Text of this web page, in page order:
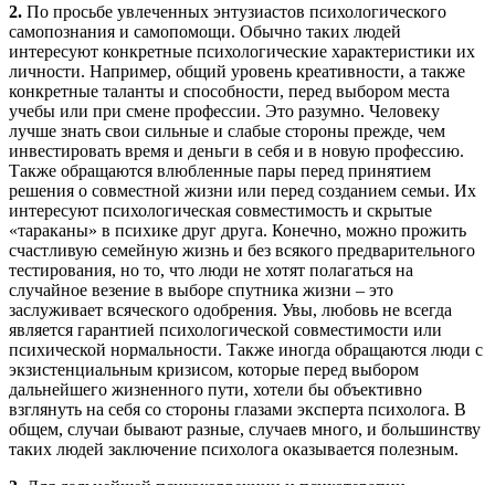
2. По просьбе увлеченных энтузиастов психологического
самопознания и самопомощи. Обычно таких людей
интересуют конкретные психологические характеристики их
личности. Например, общий уровень креативности, а также
конкретные таланты и способности, перед выбором места
учебы или при смене профессии. Это разумно. Человеку
лучше знать свои сильные и слабые стороны прежде, чем
инвестировать время и деньги в себя и в новую профессию.
Также обращаются влюбленные пары перед принятием
решения о совместной жизни или перед созданием семьи. Их
интересуют психологическая совместимость и скрытые
«тараканы» в психике друг друга. Конечно, можно прожить
счастливую семейную жизнь и без всякого предварительного
тестирования, но то, что люди не хотят полагаться на
случайное везение в выборе спутника жизни – это
заслуживает всяческого одобрения. Увы, любовь не всегда
является гарантией психологической совместимости или
психической нормальности. Также иногда обращаются люди с
экзистенциальным кризисом, которые перед выбором
дальнейшего жизненного пути, хотели бы объективно
взглянуть на себя со стороны глазами эксперта психолога. В
общем, случаи бывают разные, случаев много, и большинству
таких людей заключение психолога оказывается полезным.